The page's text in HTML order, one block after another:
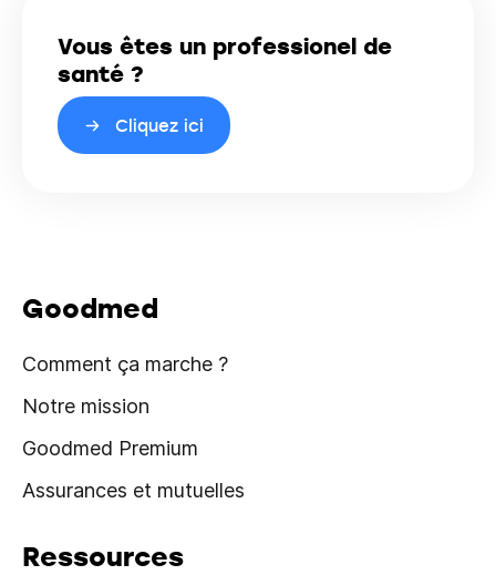
Vous êtes un professionel de
santé ?
Cliquez ici
Goodmed
Comment ça marche ?
Notre mission
Goodmed Premium
Assurances et mutuelles
Ressources